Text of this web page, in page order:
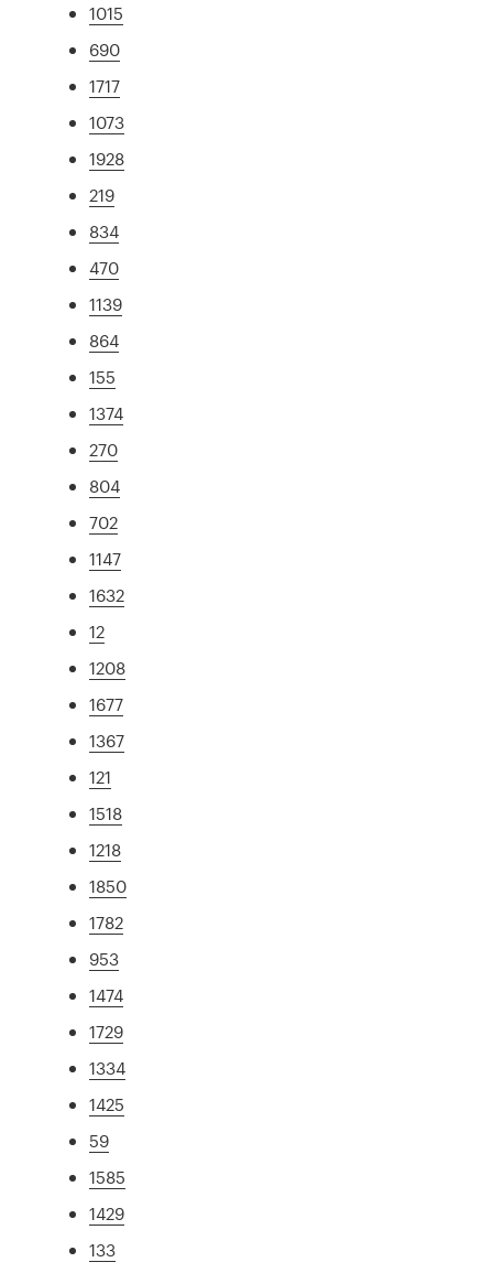
1015
690
1717
1073
1928
219
834
470
1139
864
155
1374
270
804
702
1147
1632
12
1208
1677
1367
121
1518
1218
1850
1782
953
1474
1729
1334
1425
59
1585
1429
133